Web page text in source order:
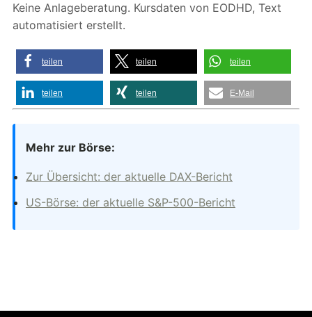
Keine Anlageberatung. Kursdaten von EODHD, Text
automatisiert erstellt.
teilen teilen teilen
teilen teilen E-Mail
Mehr zur Börse:
Zur Übersicht: der aktuelle DAX-Bericht
US-Börse: der aktuelle S&P-500-Bericht